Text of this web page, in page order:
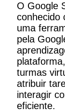
O Google
conhecido
uma
pela
turmas
atribuir
interagir
eficiente.